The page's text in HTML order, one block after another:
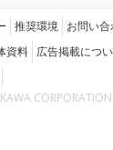
推奨環境 お問い
資料 広告掲載につ
CORPORATION